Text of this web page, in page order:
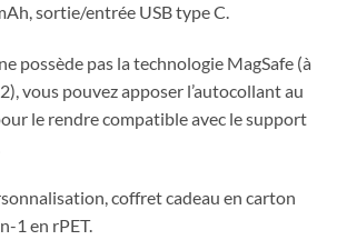
sortie/entrée USB type C.
possède pas la technologie MagSafe (à
vous pouvez apposer l’autocollant au
le rendre compatible avec le support
coffret cadeau en carton
1 en rPET.